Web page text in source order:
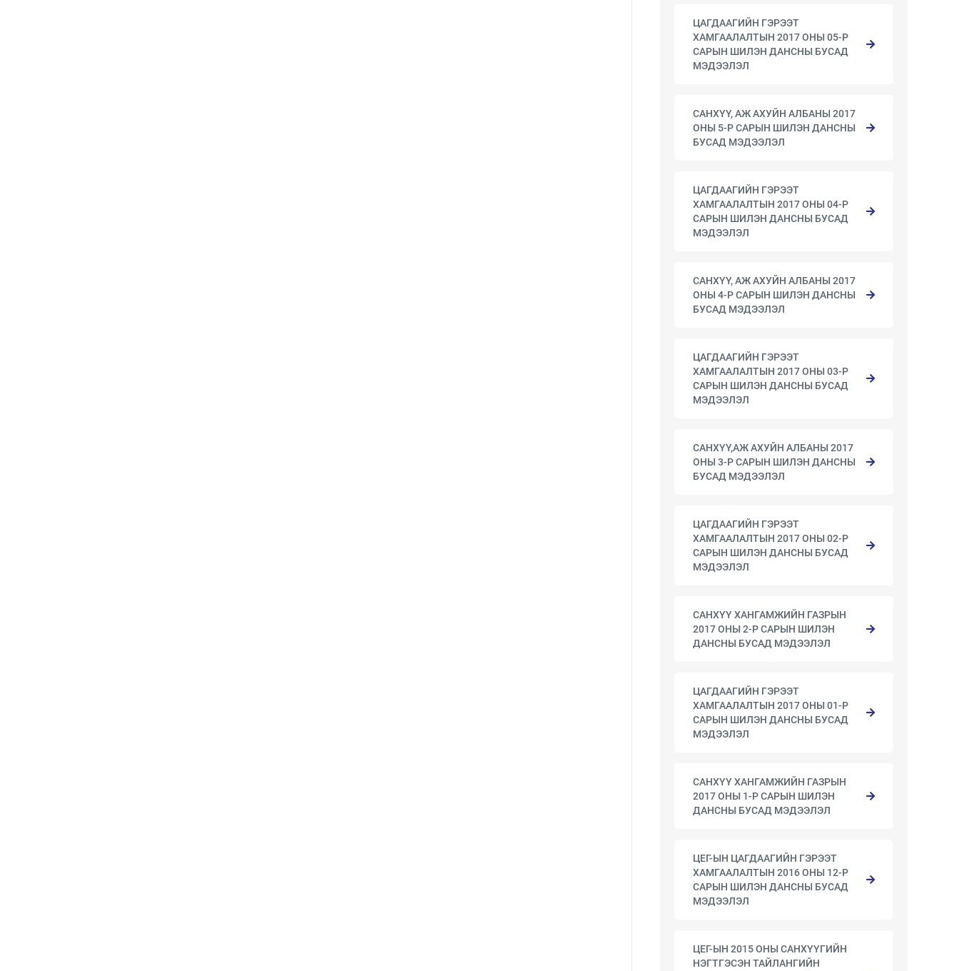
ЦАГДААГИЙН ГЭРЭЭТ
ХАМГААЛАЛТЫН 2017 ОНЫ 05-Р
САРЫН ШИЛЭН ДАНСНЫ БУСАД
МЭДЭЭЛЭЛ
САНХҮҮ, АЖ АХУЙН АЛБАНЫ 2017
ОНЫ 5-Р САРЫН ШИЛЭН ДАНСНЫ
БУСАД МЭДЭЭЛЭЛ
ЦАГДААГИЙН ГЭРЭЭТ
ХАМГААЛАЛТЫН 2017 ОНЫ 04-Р
САРЫН ШИЛЭН ДАНСНЫ БУСАД
МЭДЭЭЛЭЛ
САНХҮҮ, АЖ АХУЙН АЛБАНЫ 2017
ОНЫ 4-Р САРЫН ШИЛЭН ДАНСНЫ
БУСАД МЭДЭЭЛЭЛ
ЦАГДААГИЙН ГЭРЭЭТ
ХАМГААЛАЛТЫН 2017 ОНЫ 03-Р
САРЫН ШИЛЭН ДАНСНЫ БУСАД
МЭДЭЭЛЭЛ
САНХҮҮ,АЖ АХУЙН АЛБАНЫ 2017
ОНЫ 3-Р САРЫН ШИЛЭН ДАНСНЫ
БУСАД МЭДЭЭЛЭЛ
ЦАГДААГИЙН ГЭРЭЭТ
ХАМГААЛАЛТЫН 2017 ОНЫ 02-Р
САРЫН ШИЛЭН ДАНСНЫ БУСАД
МЭДЭЭЛЭЛ
САНХҮҮ ХАНГАМЖИЙН ГАЗРЫН
2017 ОНЫ 2-Р САРЫН ШИЛЭН
ДАНСНЫ БУСАД МЭДЭЭЛЭЛ
ЦАГДААГИЙН ГЭРЭЭТ
ХАМГААЛАЛТЫН 2017 ОНЫ 01-Р
САРЫН ШИЛЭН ДАНСНЫ БУСАД
МЭДЭЭЛЭЛ
САНХҮҮ ХАНГАМЖИЙН ГАЗРЫН
2017 ОНЫ 1-Р САРЫН ШИЛЭН
ДАНСНЫ БУСАД МЭДЭЭЛЭЛ
ЦЕГ-ЫН ЦАГДААГИЙН ГЭРЭЭТ
ХАМГААЛАЛТЫН 2016 ОНЫ 12-Р
САРЫН ШИЛЭН ДАНСНЫ БУСАД
МЭДЭЭЛЭЛ
ЦЕГ-ЫН 2015 ОНЫ САНХҮҮГИЙН
НЭГТГЭСЭН ТАЙЛАНГИЙН